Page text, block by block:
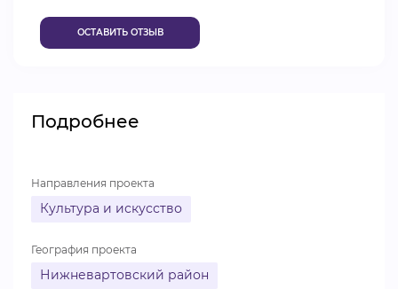
ОСТАВИТЬ ОТЗЫВ
Подробнее
Направления проекта
Культура и искусство
География проекта
Нижневартовский район